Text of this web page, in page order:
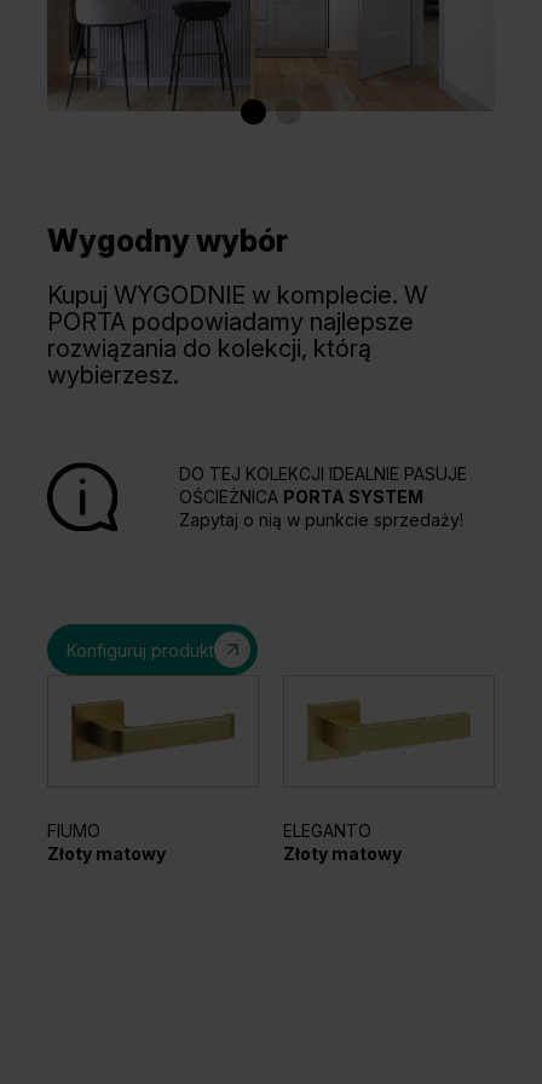
Dąb Angielski Hamilton
Wygodny wybór
Kupuj WYGODNIE w komplecie. W
PORTA podpowiadamy najlepsze
rozwiązania do kolekcji, którą
wybierzesz.
DO TEJ KOLEKCJI IDEALNIE PASUJE
OŚCIEŻNICA PORTA SYSTEM
Zapytaj o nią w punkcie sprzedaży!
Konfiguruj produkt
FIUMO
Złoty matowy
ELEGANTO
Złoty matowy